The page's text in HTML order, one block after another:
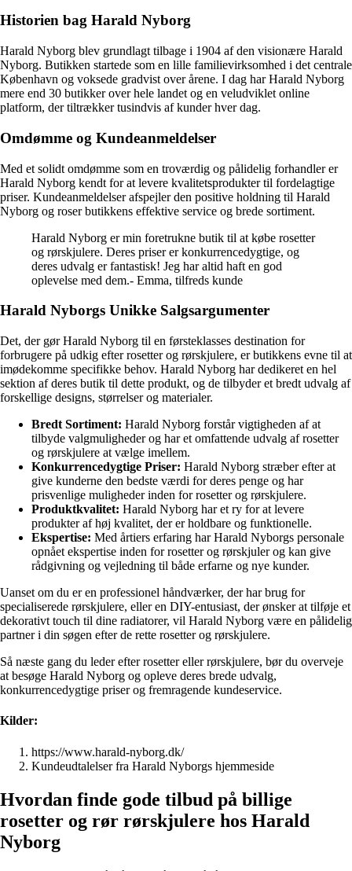
Historien bag Harald Nyborg
Harald Nyborg blev grundlagt tilbage i 1904 af den visionære Harald
Nyborg. Butikken startede som en lille familievirksomhed i det centrale
København og voksede gradvist over årene. I dag har Harald Nyborg
mere end 30 butikker over hele landet og en veludviklet online
platform, der tiltrækker tusindvis af kunder hver dag.
Omdømme og Kundeanmeldelser
Med et solidt omdømme som en troværdig og pålidelig forhandler er
Harald Nyborg kendt for at levere kvalitetsprodukter til fordelagtige
priser. Kundeanmeldelser afspejler den positive holdning til Harald
Nyborg og roser butikkens effektive service og brede sortiment.
Harald Nyborg er min foretrukne butik til at købe rosetter
og rørskjulere. Deres priser er konkurrencedygtige, og
deres udvalg er fantastisk! Jeg har altid haft en god
oplevelse med dem.- Emma, tilfreds kunde
Harald Nyborgs Unikke Salgsargumenter
Det, der gør Harald Nyborg til en førsteklasses destination for
forbrugere på udkig efter rosetter og rørskjulere, er butikkens evne til at
imødekomme specifikke behov. Harald Nyborg har dedikeret en hel
sektion af deres butik til dette produkt, og de tilbyder et bredt udvalg af
forskellige designs, størrelser og materialer.
Bredt Sortiment: Harald Nyborg forstår vigtigheden af at
tilbyde valgmuligheder og har et omfattende udvalg af rosetter
og rørskjulere at vælge imellem.
Konkurrencedygtige Priser: Harald Nyborg stræber efter at
give kunderne den bedste værdi for deres penge og har
prisvenlige muligheder inden for rosetter og rørskjulere.
Produktkvalitet: Harald Nyborg har et ry for at levere
produkter af høj kvalitet, der er holdbare og funktionelle.
Ekspertise: Med årtiers erfaring har Harald Nyborgs personale
opnået ekspertise inden for rosetter og rørskjuler og kan give
rådgivning og vejledning til både erfarne og nye kunder.
Uanset om du er en professionel håndværker, der har brug for
specialiserede rørskjulere, eller en DIY-entusiast, der ønsker at tilføje et
dekorativt touch til dine radiatorer, vil Harald Nyborg være en pålidelig
partner i din søgen efter de rette rosetter og rørskjulere.
Så næste gang du leder efter rosetter eller rørskjulere, bør du overveje
at besøge Harald Nyborg og opleve deres brede udvalg,
konkurrencedygtige priser og fremragende kundeservice.
Kilder:
https://www.harald-nyborg.dk/
Kundeudtalelser fra Harald Nyborgs hjemmeside
Hvordan finde gode tilbud på billige
rosetter og rør rørskjulere hos Harald
Nyborg